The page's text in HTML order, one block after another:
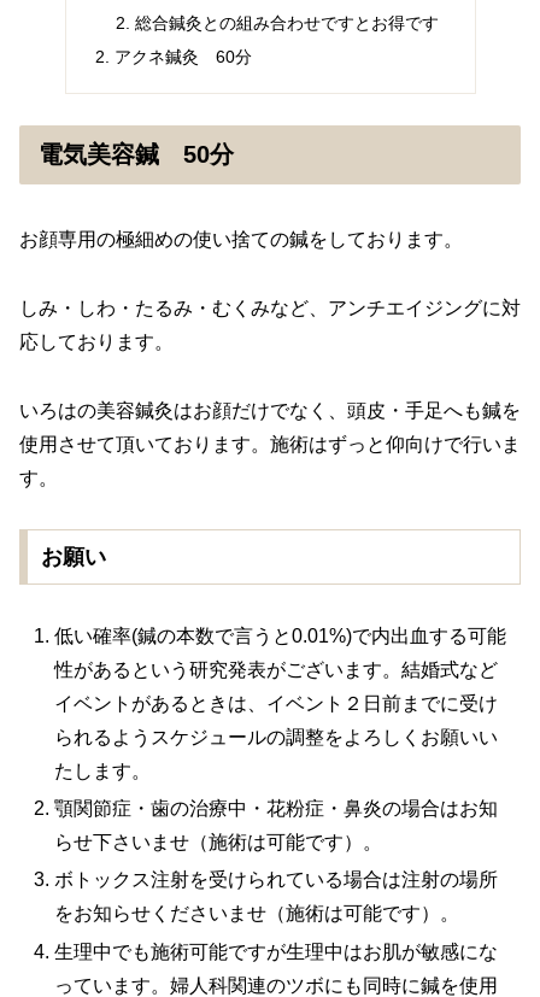
総合鍼灸との組み合わせですとお得です
アクネ鍼灸 60分
電気美容鍼 50分
お顔専用の極細めの使い捨ての鍼をしております。
しみ・しわ・たるみ・むくみなど、アンチエイジングに対
応しております。
いろはの美容鍼灸はお顔だけでなく、頭皮・手足へも鍼を
使用させて頂いております。施術はずっと仰向けで行いま
す。
お願い
低い確率(鍼の本数で言うと0.01%)で内出血する可能
性があるという研究発表がございます。結婚式など
イベントがあるときは、イベント２日前までに受け
られるようスケジュールの調整をよろしくお願いい
たします。
顎関節症・歯の治療中・花粉症・鼻炎の場合はお知
らせ下さいませ（施術は可能です）。
ボトックス注射を受けられている場合は注射の場所
をお知らせくださいませ（施術は可能です）。
生理中でも施術可能ですが生理中はお肌が敏感にな
っています。婦人科関連のツボにも同時に鍼を使用